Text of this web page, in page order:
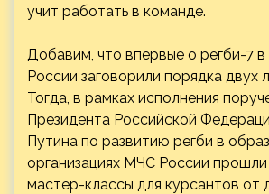
учит работать в команде.
Добавим, что впервые о регби-7
России заговорили порядка двух
Тогда, в рамках исполнения
Президента Российской
Путина по развитию регби в
организациях МЧС России
мастер-классы для курсантов от